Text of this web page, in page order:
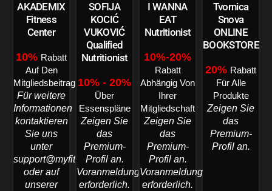
AKADEMIX
Fitness
Center
10% Rabatt
Auf Den
Mitgliedsbeitrag
Für weitere
Informationen
kontaktieren
Sie uns
unter
support@myfitworld.net
oder auf
unserer
SOFIJA
KOCIĆ
VUKOVIĆ
Qualified
Nutritionist
10% - 20%
Über
Essenspläne
Zeigen Sie
das
Premium-
Profil an.
Voranmeldung
erforderlich.
Tvornica
Snova
ONLINE
BOOKSTORE
20% Rabatt
Für Alle
Produkte
Zeigen Sie
das
Premium-
Profil an.
I WANNA
EAT
Nutritionist
10%-20%
Rabatt
Abhängig Von
Ihrer
Mitgliedschaft
Zeigen Sie
das
Premium-
Profil an.
Voranmeldung
erforderlich.